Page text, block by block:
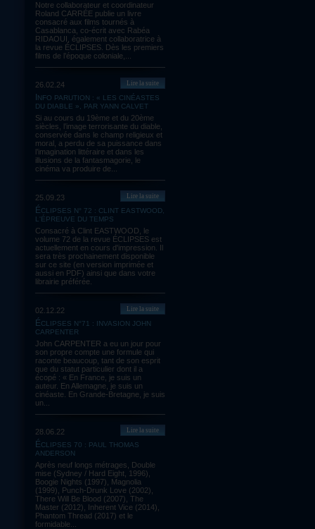
Notre collaborateur et coordinateur
Roland CARRÉE publie un livre
consacré aux films tournés à
Casablanca, co-écrit avec Rabéa
RIDAOUI, également collaboratrice à
la revue ÉCLIPSES. Dès les premiers
films de l’époque coloniale,...
26.02.24
DU DIABLE », PAR YANN CALVET
Si au cours du 19ème et du 20ème
siècles, l’image terrorisante du diable,
conservée dans le champ religieux et
moral, a perdu de sa puissance dans
l’imagination littéraire et dans les
illusions de la fantasmagorie, le
cinéma va produire de...
Lire la suite
25.09.23
ÉCLIPSES N° 72 : CLINT EASTWOOD,
L'ÉPREUVE DU TEMPS
Consacré à Clint EASTWOOD, le
volume 72 de la revue ÉCLIPSES est
actuellement en cours d'impression. Il
sera très prochainement disponible
sur ce site (en version imprimée et
aussi en PDF) ainsi que dans votre
librairie préférée.
Lire la suite
02.12.22
ÉCLIPSES N°71 : INVASION JOHN
CARPENTER
John CARPENTER a eu un jour pour
son propre compte une formule qui
raconte beaucoup, tant de son esprit
que du statut particulier dont il a
écopé : « En France, je suis un
auteur. En Allemagne, je suis un
cinéaste. En Grande-Bretagne, je suis
un...
Lire la suite
28.06.22
ÉCLIPSES 70 : PAUL THOMAS
ANDERSON
Après neuf longs métrages, Double
mise (Sydney / Hard Eight, 1996),
Boogie Nights (1997), Magnolia
(1999), Punch-Drunk Love (2002),
There Will Be Blood (2007), The
Master (2012), Inherent Vice (2014),
Phantom Thread (2017) et le
formidable...
Lire la suite